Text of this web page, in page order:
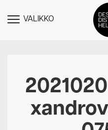
NÄYTÄVALIKKO